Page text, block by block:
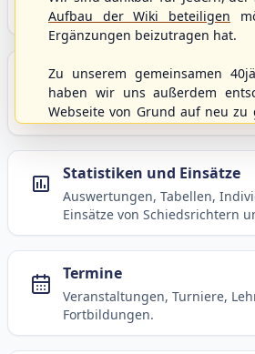
Baseball, Softball und
Spielbetrieb
Ligen, Spielpläne, Statistiken
zum laufenden Spielbetrieb.
Statistiken und Einsätze
Auswertungen, Tabellen,
Einsätze von Schiedsrichtern
Termine
Veranstaltungen, Turniere,
Fortbildungen.
Aufbau der Wiki beteiligen
Ergänzungen beizutragen hat.
Zu unserem gemeinsamen
haben wir uns außerdem
Webseite von Grund auf neu zu
Dabei wurden die
mit den Berechtigungen von der
hierher kopiert und
uneingeschränkt genutzt
gerne an die Verbandsadresse
schicken.